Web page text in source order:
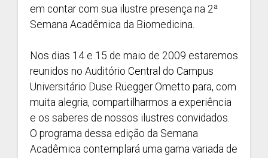
em contar com sua ilustre presença na 2ª
Semana Acadêmica da Biomedicina.
Nos dias 14 e 15 de maio de 2009 estaremos
reunidos no Auditório Central do Campus
Universitário Duse Rüegger Ometto para, com
muita alegria, compartilharmos a experiência
e os saberes de nossos ilustres convidados.
O programa dessa edição da Semana
Acadêmica contemplará uma gama variada de